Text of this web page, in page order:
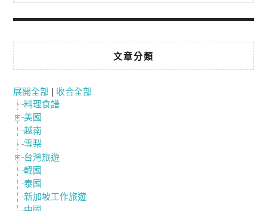
文章分類
展開全部 | 收合全部
料理食譜
美國
越南
雪梨
台灣旅遊
韓國
泰國
新加坡工作旅遊